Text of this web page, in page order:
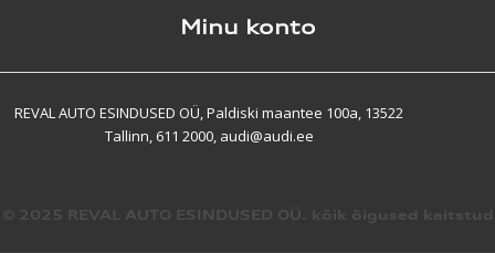
Minu konto
REVAL AUTO ESINDUSED OÜ, Paldiski maantee 100a, 13522
Tallinn, 611 2000, audi@audi.ee
© 2025 REVAL AUTO ESINDUSED OÜ. kõik õigused kaitstud